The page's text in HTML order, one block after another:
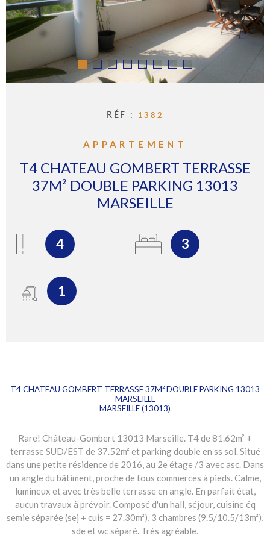
GÉRER
RÉF : 1382
APPARTEMENT
T4 CHATEAU GOMBERT TERRASSE
37M² DOUBLE PARKING 13013
MARSEILLE
4 3
1
T4 CHATEAU GOMBERT TERRASSE 37M² DOUBLE PARKING 13013
MARSEILLE
MARSEILLE (13013)
Rare! Château-Gombert 13013 Marseille. T4 de 81.62m² +
terrasse SUD/EST de 37.52m² et parking double en ss sol. Situé
dans une petite résidence de 2016, au 2e étage /3 avec asc. Dans
un angle du bâtiment, proche de tous commerces à pieds. Calme,
lumineux et avec très belle terrasse en angle. En parfait état,
aucun travaux à prévoir. Composé d'un hall, séjour, cuisine éq
semie séparée (sej + cuis = 27.30m²), 3 chambres (9.5/10.5/13m²),
sde et wc séparé. Très agréable.
PIÈCES
RÉFÉRENCE
Piscine
RECHERCHER